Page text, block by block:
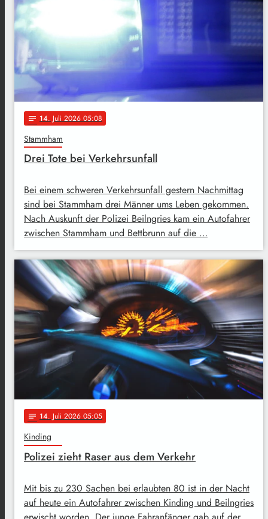
notes 14. Juli 2026 05:08
Stammham
Drei Tote bei Verkehrsunfall
Bei einem schweren Verkehrsunfall gestern Nachmittag
sind bei Stammham drei Männer ums Leben gekommen.
Nach Auskunft der Polizei Beilngries kam ein Autofahrer
zwischen Stammham und Bettbrunn auf die …
notes 14. Juli 2026 05:05
Kinding
Polizei zieht Raser aus dem Verkehr
Mit bis zu 230 Sachen bei erlaubten 80 ist in der Nacht
auf heute ein Autofahrer zwischen Kinding und Beilngries